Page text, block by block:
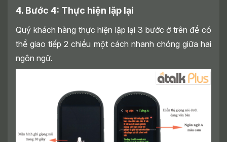
4. Bước 4: Thực hiện lặp lại
Quý khách hàng thực hiện lặp lại 3 bước ở trên để có
thể giao tiếp 2 chiều một cách nhanh chóng giữa hai
ngôn ngữ.